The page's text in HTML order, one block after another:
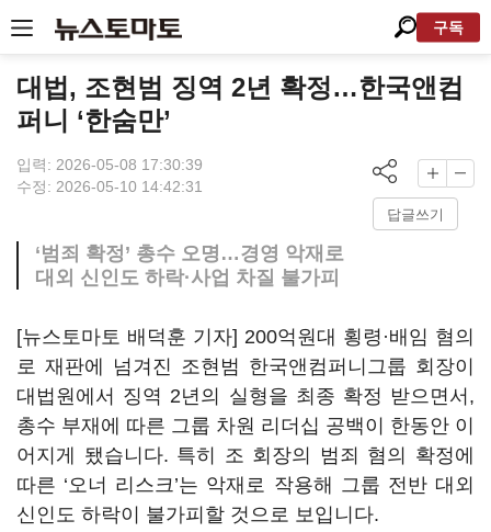
구독
대법, 조현범 징역 2년 확정…한국앤컴
퍼니 ‘한숨만’
입력: 2026-05-08 17:30:39
수정: 2026-05-10 14:42:31
답글쓰기
‘범죄 확정’ 총수 오명…경영 악재로
대외 신인도 하락·사업 차질 불가피
[뉴스토마토 배덕훈 기자] 200억원대 횡령·배임 혐의
로 재판에 넘겨진 조현범 한국앤컴퍼니그룹 회장이
대법원에서 징역 2년의 실형을 최종 확정 받으면서 ,
총수 부재에 따른 그룹 차원 리더십 공백이 한동안 이
어지게 됐습니다. 특히 조 회장의 범죄 혐의 확정에
따른 ‘오너 리스크’는 악재로 작용해 그룹 전반 대외
신인도 하락이 불가피할 것으로 보입니다.